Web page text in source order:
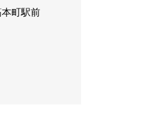
町駅前